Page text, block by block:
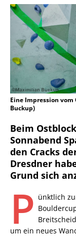
Eine Impression
Buckup)
Beim
Sonnabend
den Cracks
Dresdner
Grund sich
P ünktlich
um ein neues